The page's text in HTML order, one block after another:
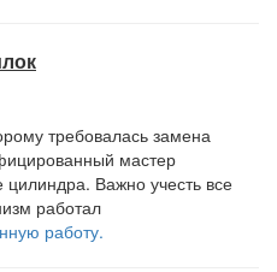
требовалась замена
мастер
цилиндра. Важно учесть все
работал
работу.